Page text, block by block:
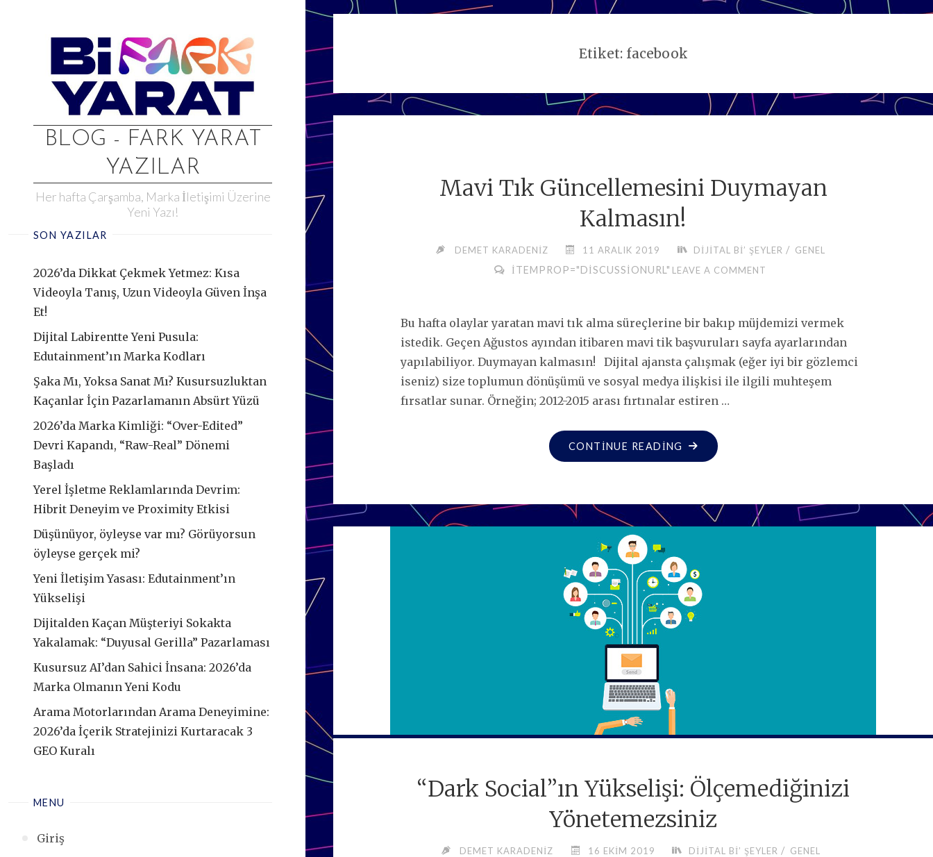
BLOG - FARK YARAT
YAZILAR
Her hafta Çarşamba, Marka İletişimi Üzerine
Yeni Yazı!
SON YAZILAR
2026’da Dikkat Çekmek Yetmez: Kısa
Videoyla Tanış, Uzun Videoyla Güven İnşa
Et!
Dijital Labirentte Yeni Pusula:
Edutainment’ın Marka Kodları
Şaka Mı, Yoksa Sanat Mı? Kusursuzluktan
Kaçanlar İçin Pazarlamanın Absürt Yüzü
2026’da Marka Kimliği: “Over-Edited”
Devri Kapandı, “Raw-Real” Dönemi
Başladı
Yerel İşletme Reklamlarında Devrim:
Hibrit Deneyim ve Proximity Etkisi
Düşünüyor, öyleyse var mı? Görüyorsun
öyleyse gerçek mi?
Yeni İletişim Yasası: Edutainment’ın
Yükselişi
Dijitalden Kaçan Müşteriyi Sokakta
Yakalamak: “Duyusal Gerilla” Pazarlaması
Kusursuz AI’dan Sahici İnsana: 2026’da
Marka Olmanın Yeni Kodu
Arama Motorlarından Arama Deneyimine:
2026’da İçerik Stratejinizi Kurtaracak 3
GEO Kuralı
MENU
Giriş
Etiket: facebook
Mavi Tık Güncellemesini Duymayan
Kalmasın!
DEMET KARADENIZ 11 ARALIK 2019 DIJITAL BI’ ŞEYLER / GENEL
ITEMPROP="DISCUSSIONURL" LEAVE A COMMENT
Bu hafta olaylar yaratan mavi tık alma süreçlerine bir bakıp müjdemizi vermek
istedik. Geçen Ağustos ayından itibaren mavi tik başvuruları sayfa ayarlarından
yapılabiliyor. Duymayan kalmasın! Dijital ajansta çalışmak (eğer iyi bir gözlemci
iseniz) size toplumun dönüşümü ve sosyal medya ilişkisi ile ilgili muhteşem
fırsatlar sunar. Örneğin; 2012-2015 arası fırtınalar estiren …
CONTINUE READING
"MAVI
TIK
DUYMAYAN
KALMASIN!"
“Dark Social”ın Yükselişi: Ölçemediğinizi
Yönetemezsiniz
DEMET KARADENIZ 16 EKIM 2019 DIJITAL BI’ ŞEYLER / GENEL